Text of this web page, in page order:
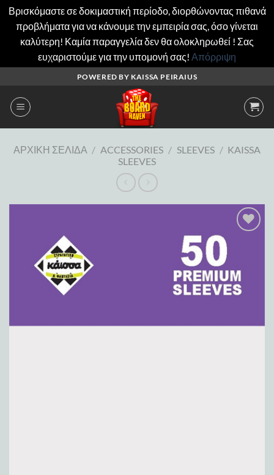
Βρισκόμαστε σε δοκιμαστική περίοδο, διορθώνοντας πιθανά
προβλήματα για να κάνουμε την εμπειρία σας, όσο γίνεται
καλύτερη! Καμία παραγγελία δεν θα ολοκληρωθεί ! Σας
ευχαριστούμε για την υπομονή σας! Απόρριψη
περιεχόμενο
POWERED BY KAISSA PEIRAIUS
ΑΡΧΙΚΉ ΣΕΛΊΔΑ / ACCESSORIES / SLEEVES / KAISSA
SLEEVES